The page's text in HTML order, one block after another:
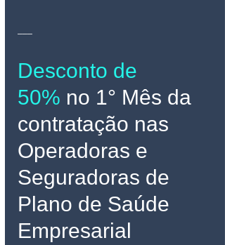
___
Desconto de
50% no 1° Mês da
contratação nas
Operadoras e
Seguradoras de
Plano de Saúde
Empresarial